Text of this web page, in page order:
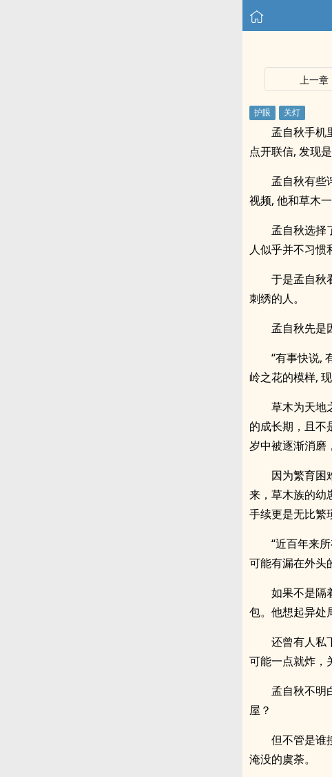
上一章
孟自秋手机
点开联信, 发现
孟自秋有些
视频, 他和草木
孟自秋选择
人似乎并不习惯
于是孟自秋
刺绣的人。
孟自秋先是
“有事快说,
岭之花的模样,
草木为天地
的成长期，且不
岁中被逐渐消磨
因为繁育困
来，草木族的幼
手续更是无比繁
“近百年来
可能有漏在外头
如果不是隔
包。他想起异
还曾有人私
可能一点就炸，
孟自秋不明
屋？
但不管是谁
淹没的虞荼。